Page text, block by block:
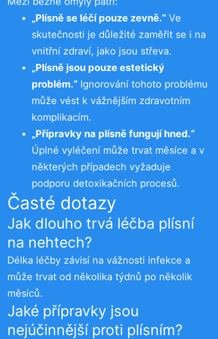
„Plísně se léčí pouze zevně.“ Ve
skutečnosti je důležité zaměřit se i na
vnitřní zdraví, jako jsou střeva.
„Plísně jsou pouze estetický
problém.“ Ignorování tohoto problému
může vést k vážnějším zdravotním
komplikacím.
„Přípravky na plísně fungují hned.“
Úplné vyléčení může trvat měsíce a v
některých případech vyžaduje
podporu detoxikačních procesů.
Časté dotazy
Jak dlouho trvá léčba plísní
na nehtech?
Délka léčby závisí na vážnosti infekce a
může trvat od několika týdnů po několik
měsíců.
Jaké přípravky jsou
nejúčinnější proti plísním?